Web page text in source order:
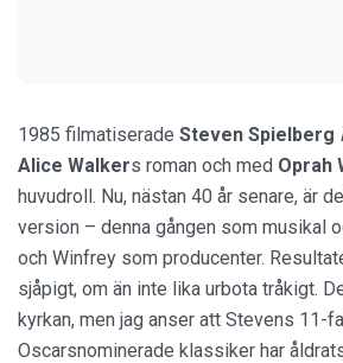
1985 filmatiserade Steven Spielberg
Alice Walkers roman och med Oprah
huvudroll. Nu, nästan 40 år senare, är
version – denna gången som musikal
och Winfrey som producenter.
sjåpigt, om än inte lika urbota tråkigt.
kyrkan, men jag anser att Stevens 11-
Oscarsnominerade klassiker har